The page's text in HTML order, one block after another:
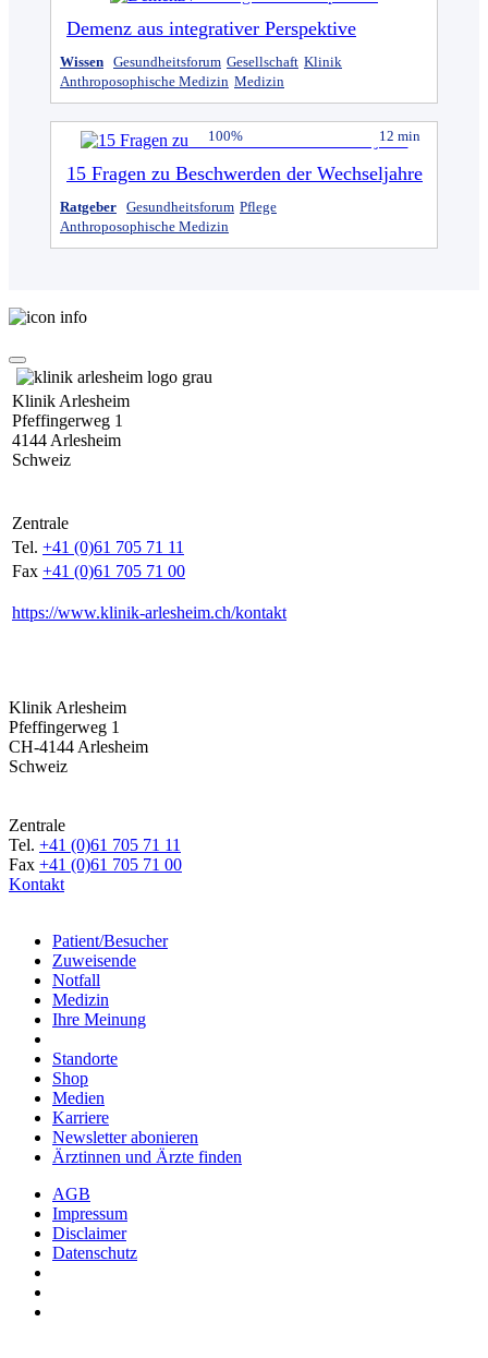
Demenz aus integrativer Perspektive
Wissen Gesundheitsforum Gesellschaft Klinik
Anthroposophische Medizin Medizin
100% 12 min
15 Fragen zu Beschwerden der Wechseljahre
Ratgeber Gesundheitsforum Pflege
Anthroposophische Medizin
Klinik Arlesheim
Pfeffingerweg 1
4144 Arlesheim
Schweiz
Zentrale
Tel. +41 (0)61 705 71 11
Fax +41 (0)61 705 71 00
https://www.klinik-arlesheim.ch/kontakt
Klinik Arlesheim
Pfeffingerweg 1
CH-4144 Arlesheim
Schweiz
Zentrale
Tel. +41 (0)61 705 71 11
Fax +41 (0)61 705 71 00
Kontakt
Patient/Besucher
Zuweisende
Notfall
Medizin
Ihre Meinung
Standorte
Shop
Medien
Karriere
Newsletter abonieren
Ärztinnen und Ärzte finden
AGB
Impressum
Disclaimer
Datenschutz